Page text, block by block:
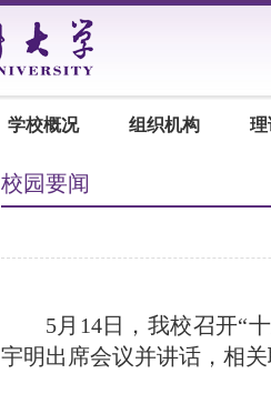
学校概况 组织机构 理
校园要闻
5月14日，我校召开“
宇明出席会议并讲话，相